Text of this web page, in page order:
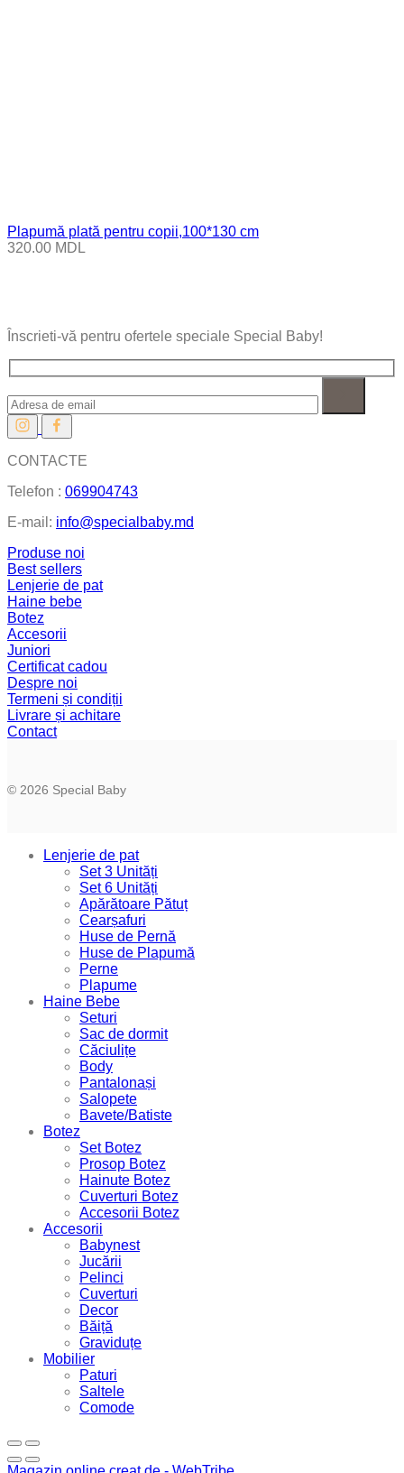
Plapumă plată pentru copii,100*130 cm
320.00 MDL
Înscrieti-vă pentru ofertele speciale Special Baby!
CONTACTE
Telefon : 069904743
E-mail: info@specialbaby.md
Produse noi
Best sellers
Lenjerie de pat
Haine bebe
Botez
Accesorii
Juniori
Certificat cadou
Despre noi
Termeni și condiții
Livrare și achitare
Contact
© 2026 Special Baby
Lenjerie de pat
Set 3 Unități
Set 6 Unități
Apărătoare Pătuț
Cearșafuri
Huse de Pernă
Huse de Plapumă
Perne
Plapume
Haine Bebe
Seturi
Sac de dormit
Căciulițe
Body
Pantalonași
Salopete
Bavete/Batiste
Botez
Set Botez
Prosop Botez
Hainute Botez
Cuverturi Botez
Accesorii Botez
Accesorii
Babynest
Jucării
Pelinci
Cuverturi
Decor
Băiță
Graviduțe
Mobilier
Paturi
Saltele
Comode